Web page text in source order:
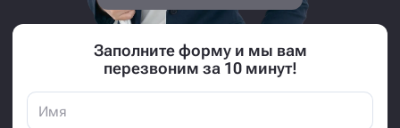
Заполните форму и мы вам
перезвоним за 10 минут!